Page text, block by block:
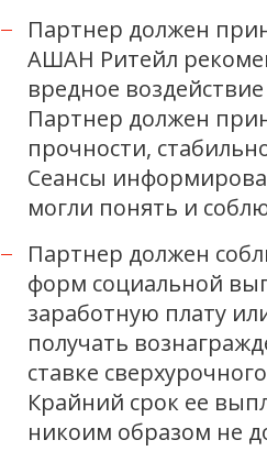
Партнер должен
АШАН Ритейл
вредное
Партнер должен
прочности,
Сеансы
могли понять и
Партнер должен
форм социальной
заработную плату
получать
ставке
Крайний срок ее
никоим образом не